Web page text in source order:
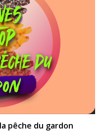
pêche du gardon